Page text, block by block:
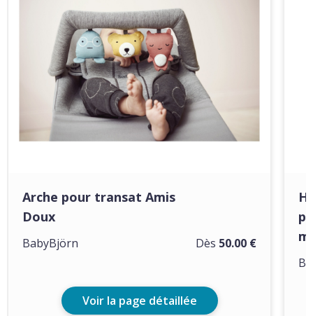
Arche pour transat Amis
Doux
Dès 50.00 €
BabyBjörn
Voir la page détaillée